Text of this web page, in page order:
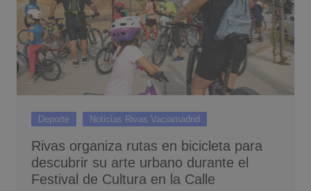
Deporte Noticias Rivas Vaciamadrid
Rivas organiza rutas en bicicleta para
descubrir su arte urbano durante el
Festival de Cultura en la Calle